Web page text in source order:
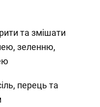
та змішати
зеленню,
перець та